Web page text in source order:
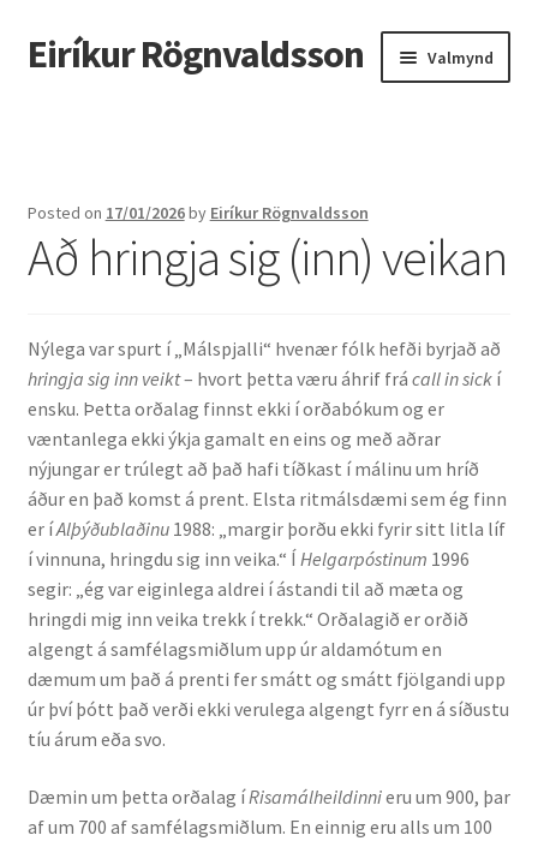
Fara
beint
Hoppa
yfir
Eiríkur Rögnvaldsson Valmynd
Ætt
Myndir
Kennsla
Kennd námskeið
Kennsluefni
Yfirlit um kennslu
Stjórnun
Innan Háskólans
Samstarfsverkefni
Posted on 17/01/2026by Eiríkur Rögnvaldsson
Að hringja sig (inn) veikan
Nýlega var spurt í „Málspjalli“ hvenær fólk hefði byrjað að
hringja sig inn veikt– hvort þetta væru áhrif frá call in sick í
ensku. Þetta orðalag finnst ekki í orðabókum og er
væntanlega ekki ýkja gamalt en eins og með aðrar
nýjungar er trúlegt að það hafi tíðkast í málinu um hríð
áður en það komst á prent. Elsta ritmálsdæmi sem ég finn
er íAlþýðublaðinu 1988: „margir þorðu ekki fyrir sitt litla líf
í vinnuna, hringdu sig inn veika.“ Í Helgarpóstinum 1996
segir: „ég var eiginlega aldrei í ástandi til að mæta og
hringdi mig inn veika trekk í trekk.“ Orðalagið er orðið
algengt á samfélagsmiðlum upp úr aldamótum en
dæmum um það á prenti fer smátt og smátt fjölgandi upp
úr því þótt það verði ekki verulega algengt fyrr en á síðustu
tíu árum eða svo.
Dæmin um þetta orðalag íRisamálheildinnieru um 900, þar
af um 700 af samfélagsmiðlum. En einnig eru alls um 100